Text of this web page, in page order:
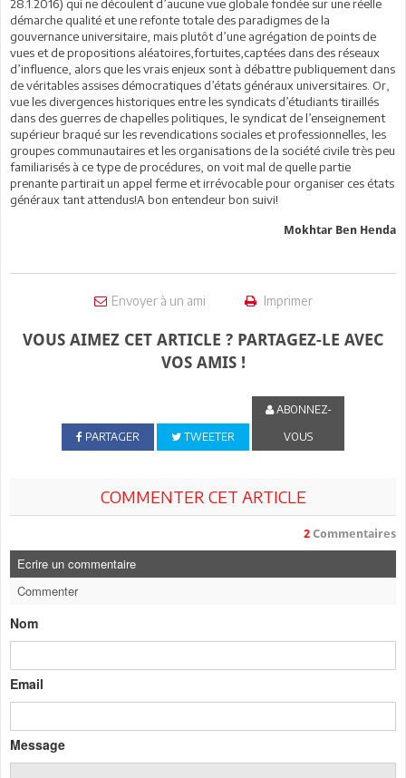
28.1.2016) qui ne découlent d’aucune vue globale fondée sur une réelle
démarche qualité et une refonte totale des paradigmes de la
gouvernance universitaire, mais plutôt d’une agrégation de points de
vues et de propositions aléatoires,fortuites,captées dans des réseaux
d’influence, alors que les vrais enjeux sont à débattre publiquement dans
de véritables assises démocratiques d’états généraux universitaires. Or,
vue les divergences historiques entre les syndicats d’étudiants tiraillés
dans des guerres de chapelles politiques, le syndicat de l’enseignement
supérieur braqué sur les revendications sociales et professionnelles, les
groupes communautaires et les organisations de la société civile très peu
familiarisés à ce type de procédures, on voit mal de quelle partie
prenante partirait un appel ferme et irrévocable pour organiser ces états
généraux tant attendus!A bon entendeur bon suivi!
Mokhtar Ben Henda
Envoyer à un ami Imprimer
VOUS AIMEZ CET ARTICLE ? PARTAGEZ-LE AVEC
VOS AMIS !
PARTAGER TWEETER
ABONNEZ-
VOUS
COMMENTER CET ARTICLE
2 Commentaires
Ecrire un commentaire
Commenter
Nom
Email
Message